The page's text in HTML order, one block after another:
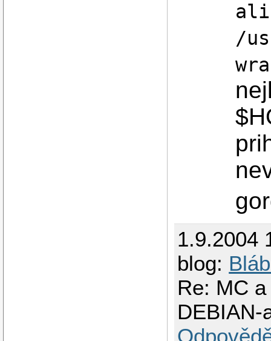
/
1.9.2004
blog:
Re: MC
DEBIAN-